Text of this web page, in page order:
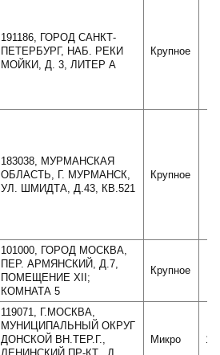
191186, ГОРОД САНКТ-
ПЕТЕРБУРГ, НАБ. РЕКИ
МОЙКИ, Д. 3, ЛИТЕР А
Крупное
183038, МУРМАНСКАЯ
ОБЛАСТЬ, Г. МУРМАНСК,
УЛ. ШМИДТА, Д.43, КВ.521
Крупное
101000, ГОРОД МОСКВА,
ПЕР. АРМЯНСКИЙ, Д.7,
ПОМЕЩЕНИЕ XII;
КОМНАТА 5
Крупное
119071, Г.МОСКВА,
МУНИЦИПАЛЬНЫЙ ОКРУГ
ДОНСКОЙ ВН.ТЕР.Г.,
Микро